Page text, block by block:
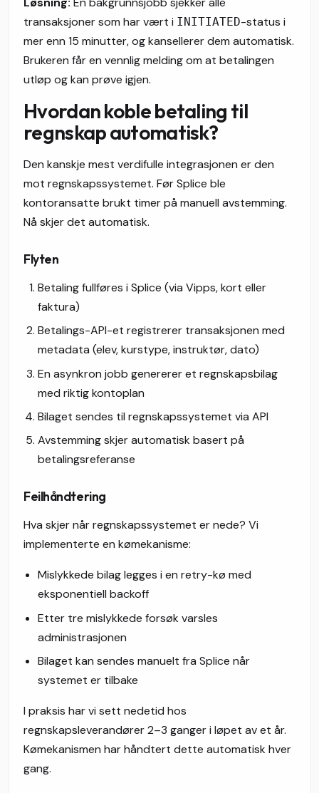
transaksjoner som har vært i INITIATED-status i
mer enn 15 minutter, og kansellerer dem automatisk.
Brukeren får en vennlig melding om at betalingen
utløp og kan prøve igjen.
Hvordan koble betaling til
regnskap automatisk?
Den kanskje mest verdifulle integrasjonen er den
mot regnskapssystemet. Før Splice ble
kontoransatte brukt timer på manuell avstemming.
Nå skjer det automatisk.
Flyten
Betaling fullføres i Splice (via Vipps, kort eller
faktura)
Betalings-API-et registrerer transaksjonen med
metadata (elev, kurstype, instruktør, dato)
En asynkron jobb genererer et regnskapsbilag
med riktig kontoplan
Bilaget sendes til regnskapssystemet via API
Avstemming skjer automatisk basert på
betalingsreferanse
Feilhåndtering
Hva skjer når regnskapssystemet er nede? Vi
implementerte en kømekanisme:
Mislykkede bilag legges i en retry-kø med
eksponentiell backoff
Etter tre mislykkede forsøk varsles
administrasjonen
Bilaget kan sendes manuelt fra Splice når
systemet er tilbake
I praksis har vi sett nedetid hos
regnskapsleverandører 2–3 ganger i løpet av et år.
Kømekanismen har håndtert dette automatisk hver
gang.